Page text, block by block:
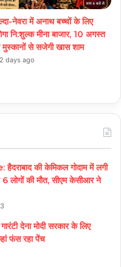
नेवरा में अनाथ बच्चों के लिए
नि:शुल्क मीना बाजार, 10 अगस्त
मुस्कानों से सजेगी खास शाम
2 days ago
की केमिकल गोदाम में लगी
लोगों की मौत, सीएम केसीआर ने
देना मोदी सरकार के लिए
फंस रहा पेंच